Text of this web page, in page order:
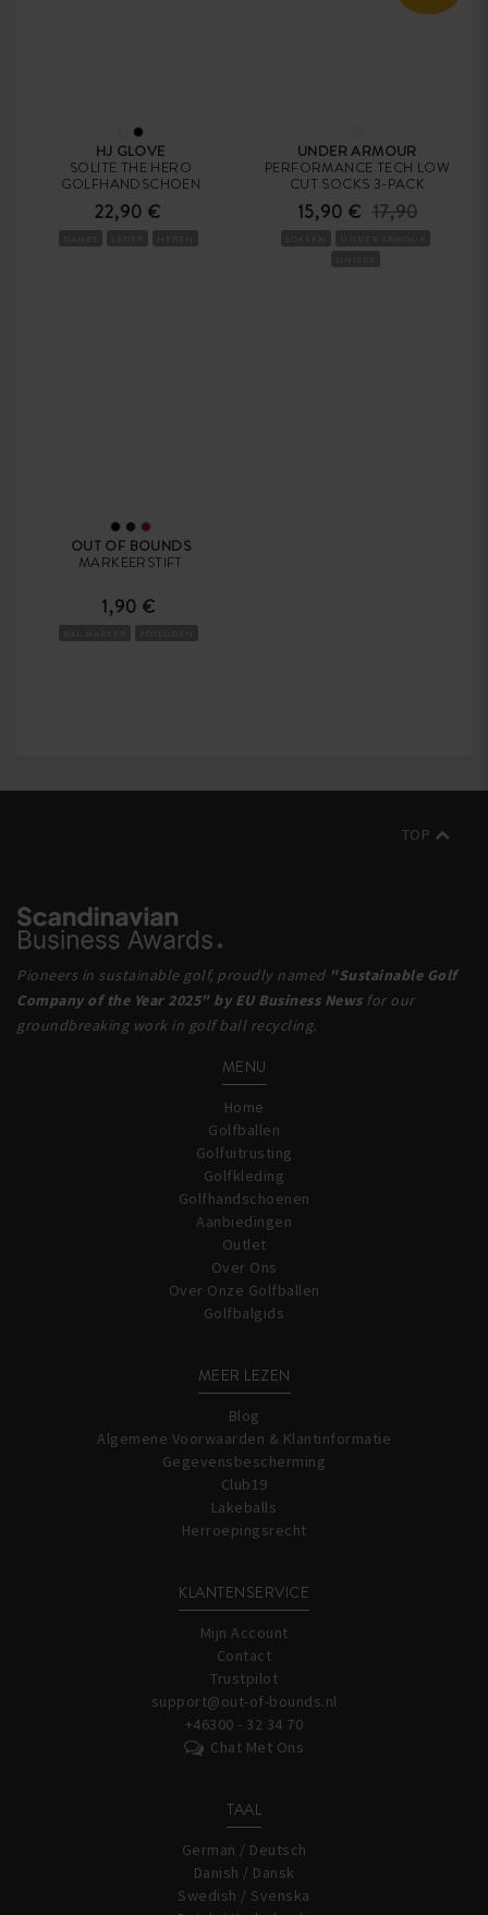
HJ GLOVE
SOLITE THE HERO
GOLFHANDSCHOEN
22,90 €
UNDER ARMOUR
PERFORMANCE TECH LOW
CUT SOCKS 3-PACK
15,90 € 17,90
OUT OF BOUNDS
MARKEERSTIFT
1,90 €
Pioneers in sustainable golf, proudly named "Sustainable Golf
Company of the Year 2025" by EU Business Newsfor our
groundbreaking work in golf ball recycling.
TOP
MENU
Home
Golfballen
Golfuitrusting
Golfkleding
Golfhandschoenen
Aanbiedingen
Outlet
Over Ons
Over Onze Golfballen
Golfbalgids
MEER LEZEN
Blog
Algemene Voorwaarden & Klantinformatie
Gegevensbescherming
Club19
Lakeballs
Herroepingsrecht
KLANTENSERVICE
Mijn Account
Contact
Trustpilot
support@out-of-bounds.nl
+46300 - 32 34 70
Chat Met Ons
TAAL
German / Deutsch
Danish / Dansk
Swedish / Svenska